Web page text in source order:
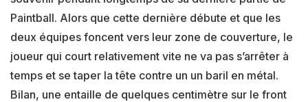
Paintball. Alors que cette dernière débute et que les
deux équipes foncent vers leur zone de couverture, le
joueur qui court relativement vite ne va pas s’arrêter à
temps et se taper la tête contre un un baril en métal.
Bilan, une entaille de quelques centimètre sur le front